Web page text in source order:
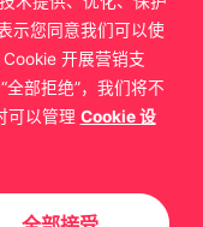
的支持
示您同意我们可以使
开展营销支
部拒绝”，我们将不
可以管理 Cookie 设